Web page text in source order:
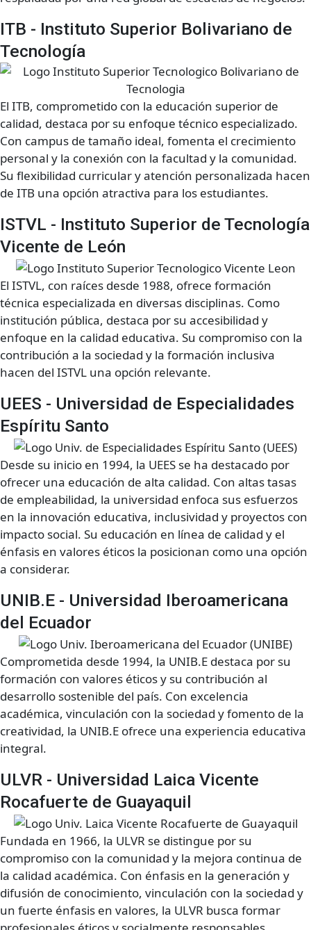
ITB - Instituto Superior Bolivariano de
Tecnología
El ITB, comprometido con la educación superior de
calidad, destaca por su enfoque técnico especializado.
Con campus de tamaño ideal, fomenta el crecimiento
personal y la conexión con la facultad y la comunidad.
Su flexibilidad curricular y atención personalizada hacen
de ITB una opción atractiva para los estudiantes.
ISTVL - Instituto Superior de Tecnología
Vicente de León
El ISTVL, con raíces desde 1988, ofrece formación
técnica especializada en diversas disciplinas. Como
institución pública, destaca por su accesibilidad y
enfoque en la calidad educativa. Su compromiso con la
contribución a la sociedad y la formación inclusiva
hacen del ISTVL una opción relevante.
UEES - Universidad de Especialidades
Espíritu Santo
Desde su inicio en 1994, la UEES se ha destacado por
ofrecer una educación de alta calidad. Con altas tasas
de empleabilidad, la universidad enfoca sus esfuerzos
en la innovación educativa, inclusividad y proyectos con
impacto social. Su educación en línea de calidad y el
énfasis en valores éticos la posicionan como una opción
a considerar.
UNIB.E - Universidad Iberoamericana
del Ecuador
Comprometida desde 1994, la UNIB.E destaca por su
formación con valores éticos y su contribución al
desarrollo sostenible del país. Con excelencia
académica, vinculación con la sociedad y fomento de la
creatividad, la UNIB.E ofrece una experiencia educativa
integral.
ULVR - Universidad Laica Vicente
Rocafuerte de Guayaquil
Fundada en 1966, la ULVR se distingue por su
compromiso con la comunidad y la mejora continua de
la calidad académica. Con énfasis en la generación y
difusión de conocimiento, vinculación con la sociedad y
un fuerte énfasis en valores, la ULVR busca formar